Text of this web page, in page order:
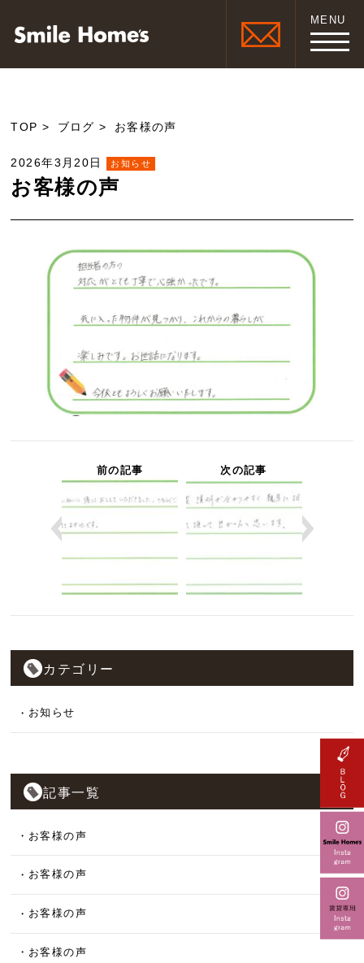
MENU
TOP ブログ お客様の声
2026年3月20日 お知らせ
お客様の声
前の記事 次の記事
カテゴリー
お知らせ
記事一覧
お客様の声
お客様の声
お客様の声
お客様の声